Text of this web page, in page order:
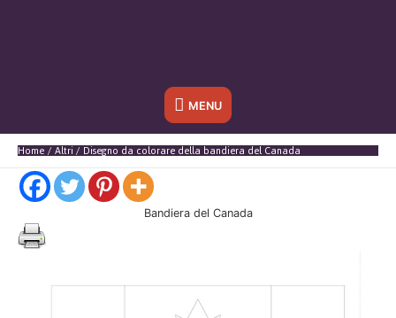
Sotto
l'header
MENU
Home Altri Disegno da colorare della bandiera del Canada
Bandiera del Canada